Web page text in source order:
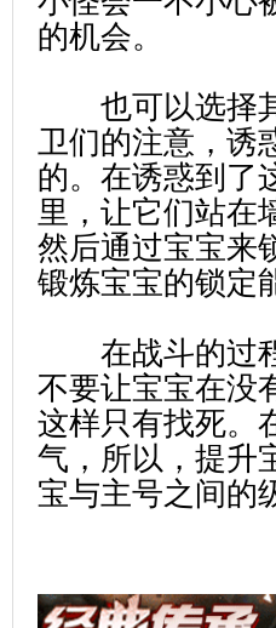
的机会。
也可以选择其
卫们的注意，诱
的。在诱惑到了
里，让它们站在
然后通过宝宝来
锻炼宝宝的锁定
在战斗的过程
不要让宝宝在没
这样只有找死。
气，所以，提升
宝与主号之间的